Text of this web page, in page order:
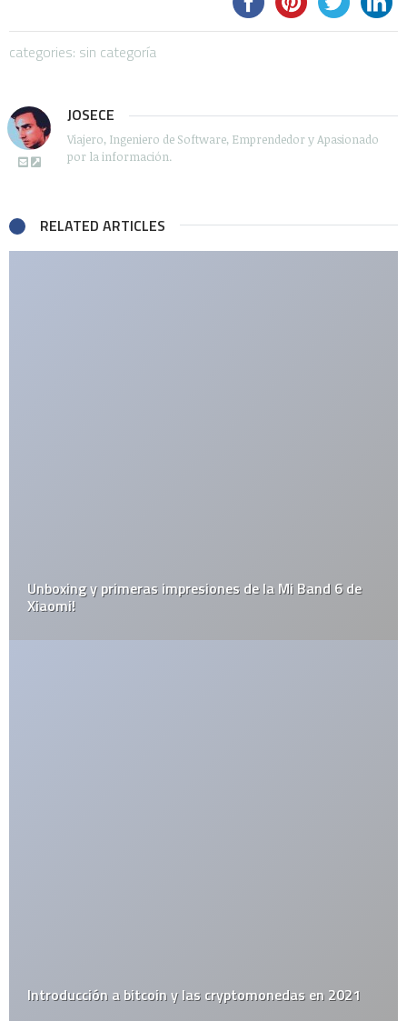
categories: sin categoría
JOSECE
Viajero, Ingeniero de Software, Emprendedor y Apasionado
por la información.
RELATED ARTICLES